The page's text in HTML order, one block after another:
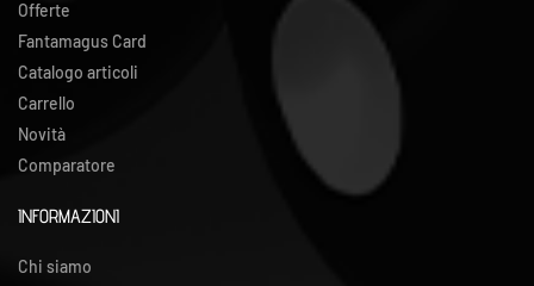
Offerte
Fantamagus Card
Catalogo articoli
Carrello
Novità
Comparatore
INFORMAZIONI
Chi siamo